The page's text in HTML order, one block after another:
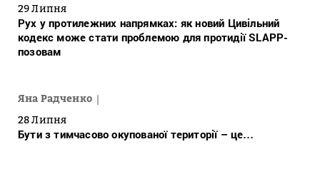
29 Липня
Рух у протилежних напрямках: як новий Цивільний
кодекс може стати проблемою для протидії SLAPP-
позовам
Яна Радченко
28 Липня
Бути з тимчасово окупованої території – це…